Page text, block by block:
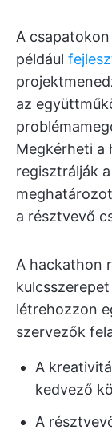
A
például
az
Megkérheti a
regisztrálják
a résztvevő
A hackathon
létrehozzon
szervezők
A
kedvező
A